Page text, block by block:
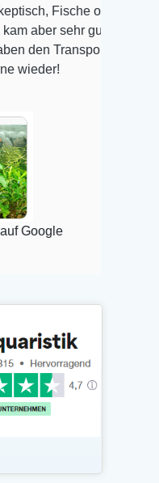
online zu bestellen!
sehr gut verpackt an und
überlebt! Vielen